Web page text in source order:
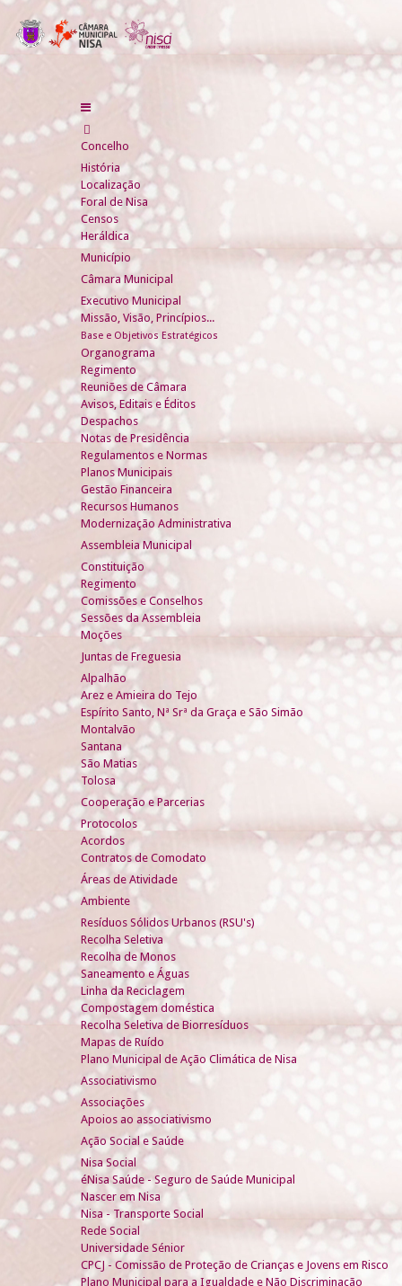
Concelho
História
Localização
Foral de Nisa
Censos
Heráldica
Município
Câmara Municipal
Executivo Municipal
Missão, Visão, Princípios...
Base e Objetivos Estratégicos
Organograma
Regimento
Reuniões de Câmara
Avisos, Editais e Éditos
Despachos
Notas de Presidência
Regulamentos e Normas
Planos Municipais
Gestão Financeira
Recursos Humanos
Modernização Administrativa
Assembleia Municipal
Constituição
Regimento
Comissões e Conselhos
Sessões da Assembleia
Moções
Juntas de Freguesia
Alpalhão
Arez e Amieira do Tejo
Espírito Santo, Nª Srª da Graça e São Simão
Montalvão
Santana
São Matias
Tolosa
Cooperação e Parcerias
Protocolos
Acordos
Contratos de Comodato
Áreas de Atividade
Ambiente
Resíduos Sólidos Urbanos (RSU's)
Recolha Seletiva
Recolha de Monos
Saneamento e Águas
Linha da Reciclagem
Compostagem doméstica
Recolha Seletiva de Biorresíduos
Mapas de Ruído
Plano Municipal de Ação Climática de Nisa
Associativismo
Associações
Apoios ao associativismo
Ação Social e Saúde
Nisa Social
éNisa Saúde - Seguro de Saúde Municipal
Nascer em Nisa
Nisa - Transporte Social
Rede Social
Universidade Sénior
CPCJ - Comissão de Proteção de Crianças e Jovens em Risco
Plano Municipal para a Igualdade e Não Discriminação